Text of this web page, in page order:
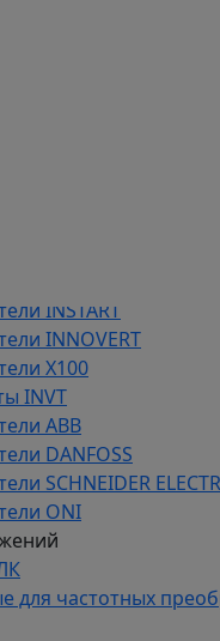
INSTART
INNOVERT
Х100
INVT
ABB
DANFOSS
SCHNEIDER
ONI
для частотных